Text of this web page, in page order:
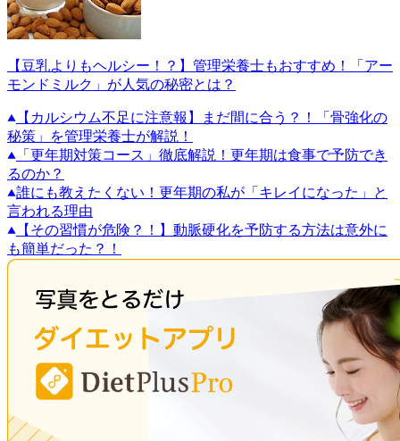
【豆乳よりもヘルシー！？】管理栄養士もおすすめ！「アー
モンドミルク」が人気の秘密とは？
【カルシウム不足に注意報】まだ間に合う？！「骨強化の
秘策」を管理栄養士が解説！
「更年期対策コース」徹底解説！更年期は食事で予防でき
るのか？
誰にも教えたくない！更年期の私が「キレイになった」と
言われる理由
【その習慣が危険？！】動脈硬化を予防する方法は意外に
も簡単だった？！